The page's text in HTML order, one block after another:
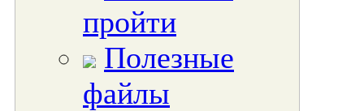
пройти
Полезные
файлы